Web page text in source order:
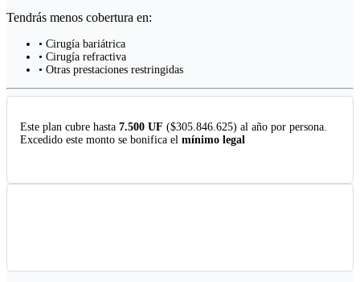
Tendrás menos cobertura en:
• Cirugía bariátrica
• Cirugía refractiva
• Otras prestaciones restringidas
Este plan cubre hasta 7.500 UF ($305.846.625) al año por persona.
Excedido este monto se bonifica el mínimo legal